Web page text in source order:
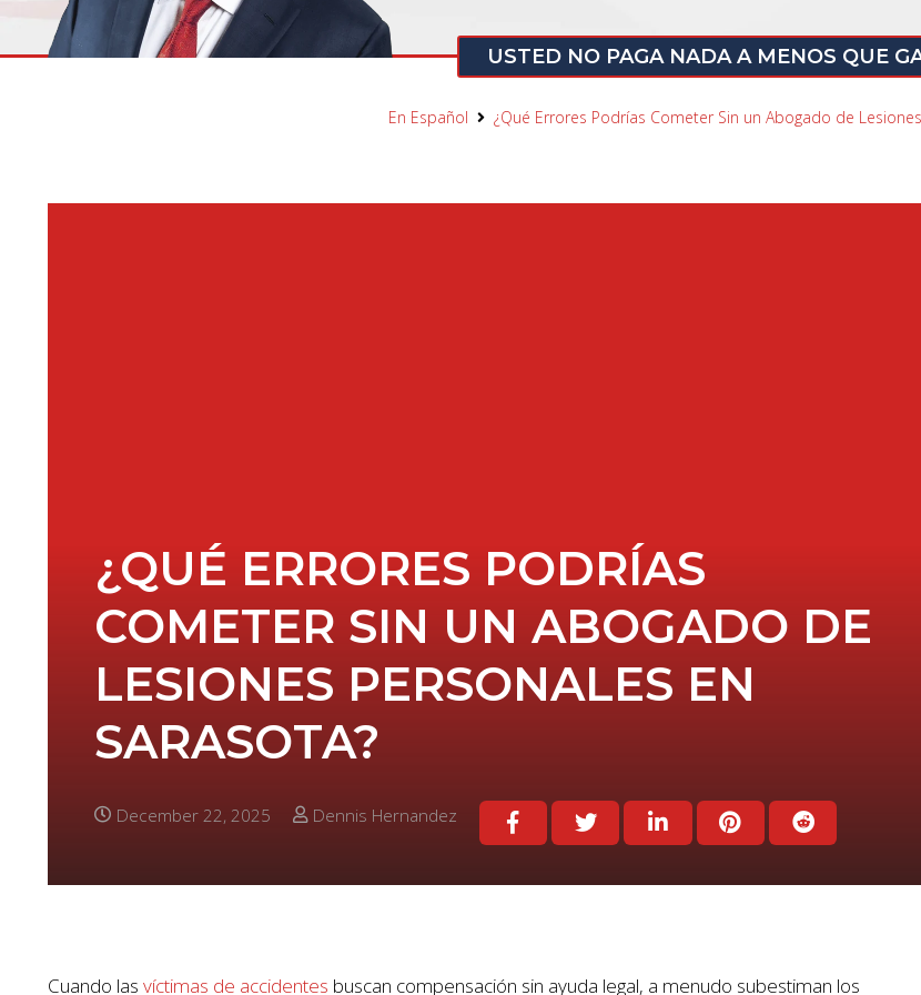
USTED NO PAGA NADA A MENOS QUE
En Español ¿Qué Errores Podrías Cometer Sin un Abogado de
¿QUÉ ERRORES PODRÍAS
COMETER SIN UN ABOGADO DE
LESIONES PERSONALES EN
SARASOTA?
December 22, 2025 Dennis Hernandez
Cuando las víctimas de accidentes buscan compensación sin ayuda legal, a menudo subestiman los